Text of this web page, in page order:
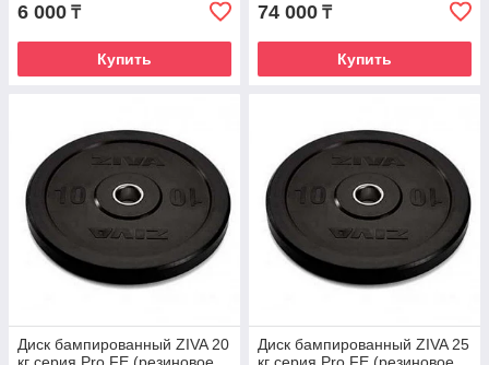
6 000 ₸
Купить
74 000 ₸
Купить
Диск бампированный ZIVA 20
Диск бампированный ZIVA 25